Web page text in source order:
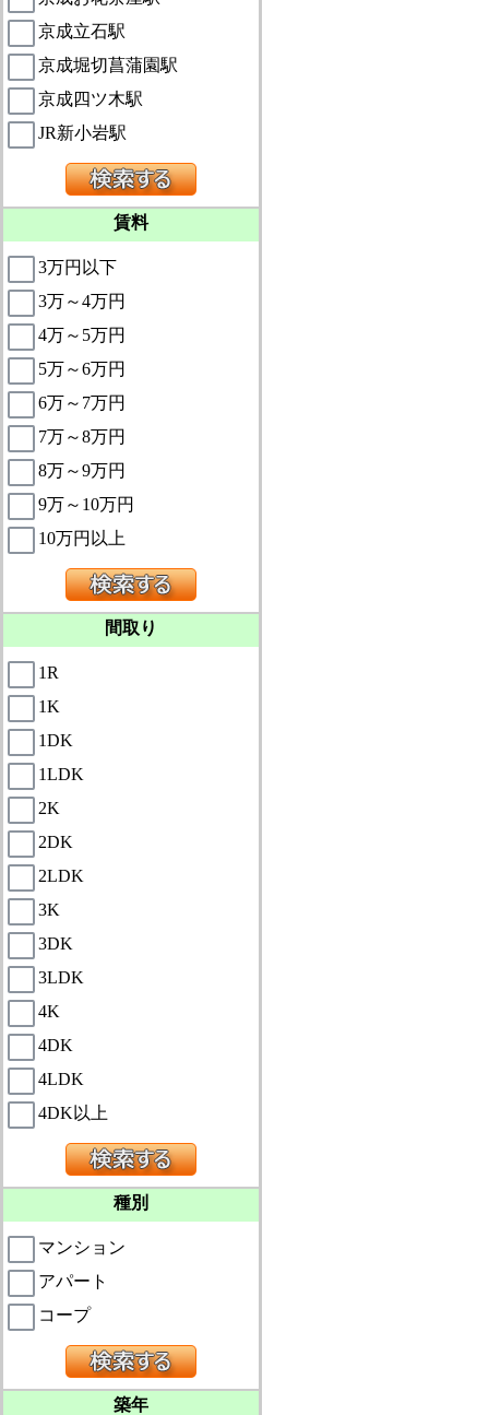
京成立石駅
京成堀切菖蒲園駅
京成四ツ木駅
JR新小岩駅
賃料
3万円以下
3万～4万円
4万～5万円
5万～6万円
6万～7万円
7万～8万円
8万～9万円
9万～10万円
10万円以上
間取り
1R
1K
1DK
1LDK
2K
2DK
2LDK
3K
3DK
3LDK
4K
4DK
4LDK
4DK以上
種別
マンション
アパート
コープ
築年